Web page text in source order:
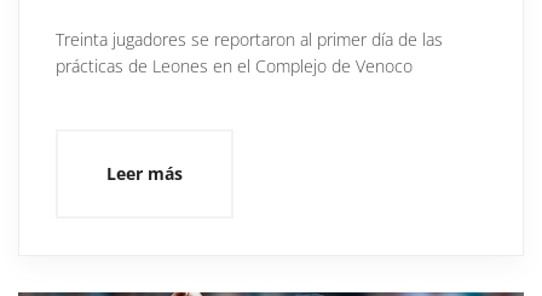
Treinta jugadores se reportaron al primer día de las
prácticas de Leones en el Complejo de Venoco
Leer más